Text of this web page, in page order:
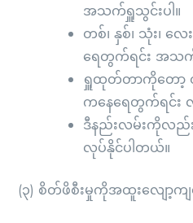
အသက်ရှူသွင်းပါ။
တစ်၊ နှစ်၊ သုံး၊ လေ
ရေတွက်ရင်း အသက်
ရှူထုတ်တာကိုတော့
ကနေရေတွက်ရင်း လု
ဒီနည်းလမ်းကိုလ
လုပ်နိုင်ပါတယ်။
(၃) စိတ်ဖိစီးမှုကိုအထူးလျော့ကျ